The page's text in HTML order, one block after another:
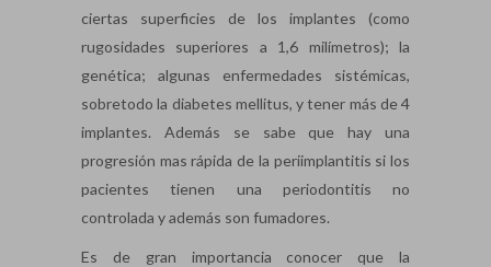
ciertas superficies de los implantes (como
rugosidades superiores a 1,6 milímetros); la
genética; algunas enfermedades sistémicas,
sobretodo la diabetes mellitus, y tener más de 4
implantes. Además se sabe que hay una
progresión mas rápida de la periimplantitis si los
pacientes tienen una periodontitis no
controlada y además son fumadores.
Es de gran importancia conocer que la